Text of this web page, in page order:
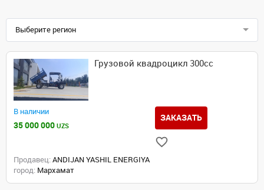
Выберите регион
Грузовой квадроцикл 300cc
В наличии
35 000 000 UZS
ЗАКАЗАТЬ
Продавец: ANDIJAN YASHIL ENERGIYA
город: Мархамат